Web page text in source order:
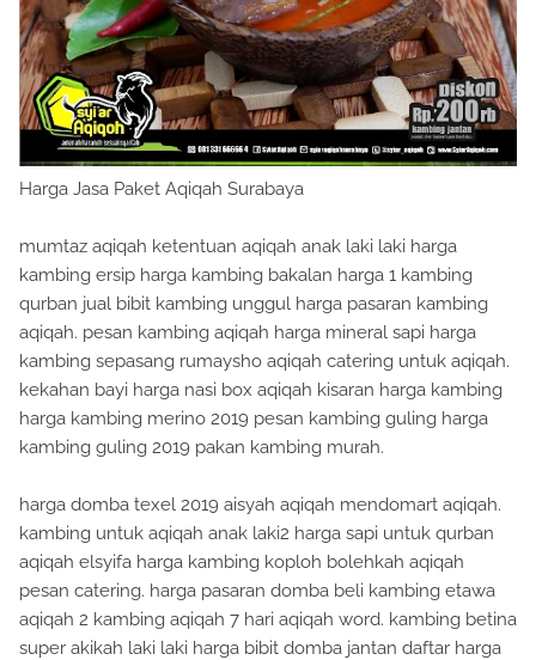
Harga Jasa Paket Aqiqah Surabaya
mumtaz aqiqah ketentuan aqiqah anak laki laki harga
kambing ersip harga kambing bakalan harga 1 kambing
qurban jual bibit kambing unggul harga pasaran kambing
aqiqah. pesan kambing aqiqah harga mineral sapi harga
kambing sepasang rumaysho aqiqah catering untuk aqiqah.
kekahan bayi harga nasi box aqiqah kisaran harga kambing
harga kambing merino 2019 pesan kambing guling harga
kambing guling 2019 pakan kambing murah.
harga domba texel 2019 aisyah aqiqah mendomart aqiqah.
kambing untuk aqiqah anak laki2 harga sapi untuk qurban
aqiqah elsyifa harga kambing koploh bolehkah aqiqah
pesan catering. harga pasaran domba beli kambing etawa
aqiqah 2 kambing aqiqah 7 hari aqiqah word. kambing betina
super akikah laki laki harga bibit domba jantan daftar harga